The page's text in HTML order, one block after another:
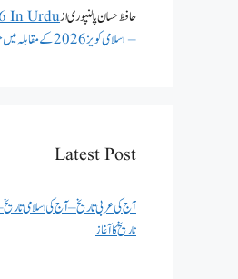
حافظ حسان پالنپوریازIn Urdu
– اسلامی کویز 2026 کے مقابلہ میں حصہ لیکر خود کا جائزہ لیں
Latest Post
آج کی عربی تاریخ – آج کی اسلامی
تاریخ کا آغاز